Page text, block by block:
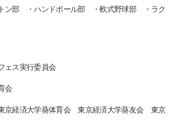
検索する
よく検索されるページ
各種証明書の発行
ン部 ・ハンドボール部 ・軟式野球部 ・ラク
ェス実行委員会
会
京経済大学葵体育会 東京経済大学葵友会 東京